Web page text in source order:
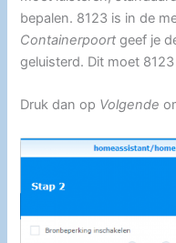
bepalen. 8123 is in de
Containerpoort geef je
geluisterd. Dit moet
Druk dan op Volgende